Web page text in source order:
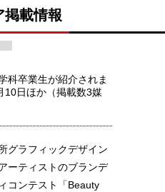
掲載情報
科卒業生が紹介されま
日ほか（掲載数3媒
グラフィックデザイン
ーティストのブランデ
コンテスト「Beauty